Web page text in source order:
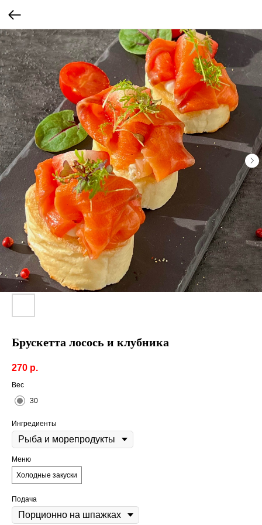
Брускетта лосось и клубника
270 р.
Вес
30
Ингредиенты
Меню
Холодные закуски
Подача